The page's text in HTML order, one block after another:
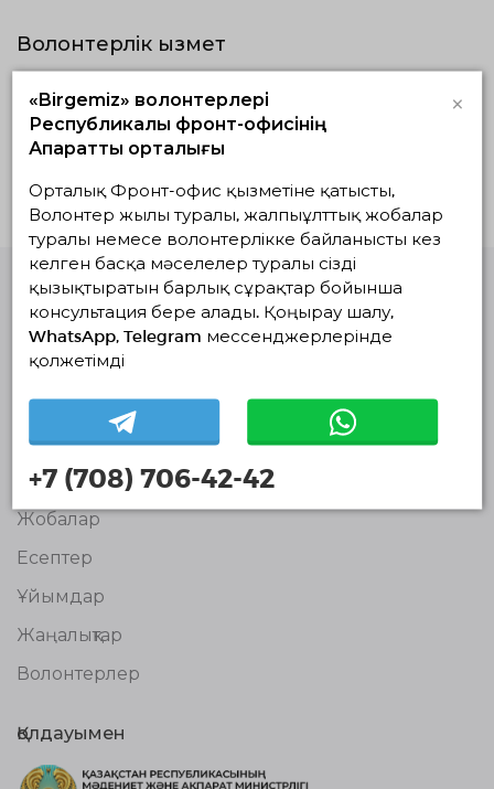
Волонтерлік қызмет
Жүзеге асып
жатқандар
Жоспардағылар Аяқталғандар
Белсенді жобалар жоқ
Волонтерлердің
бірыңғай
платформасы
© Волонтерлердің біріңғай платформасы 2018-2026
Навигация
Байланыс
Біз туралы
Жобалар
Есептер
Ұйымдар
Жаңалықтар
Волонтерлер
Қолдауымен
«Birgemiz» волонтерлері
Республикалық фронт-офисінің
Ақпараттық орталығы
×
Орталық Фронт-офис қызметіне қатысты,
Волонтер жылы туралы, жалпыұлттық жобалар
туралы немесе волонтерлікке байланысты кез
келген басқа мәселелер туралы сізді
қызықтыратын барлық сұрақтар бойынша
консультация бере алады. Қоңырау шалу,
WhatsApp, Telegram мессенджерлерінде
қолжетімді
+7 (708) 706-42-42